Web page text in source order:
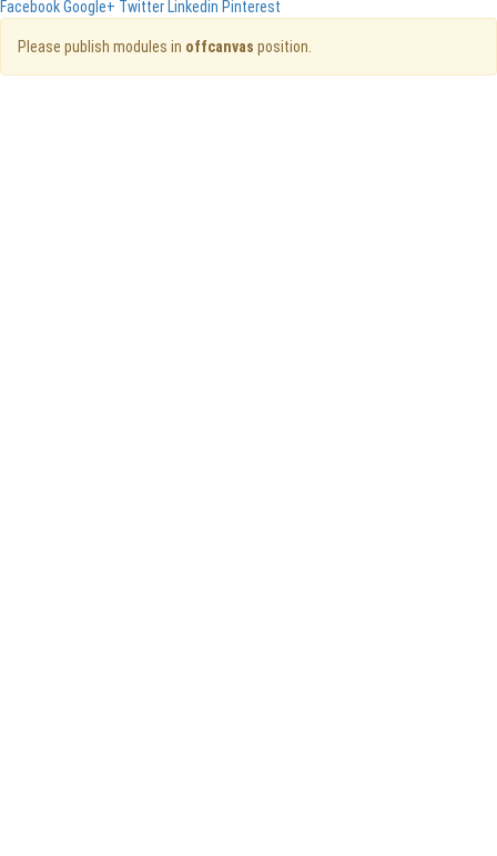
FacebookGoogle+ TwitterLinkedin Pinterest
Please publish modules in offcanvas position.